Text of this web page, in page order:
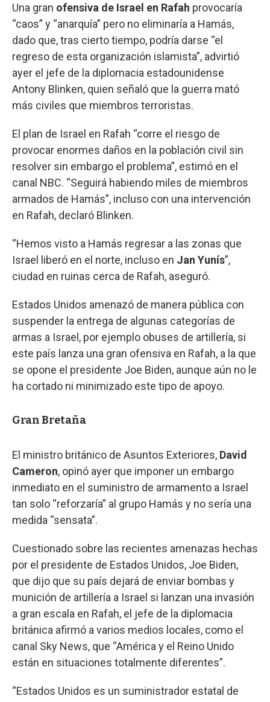
Una gran ofensiva de Israel en Rafah provocaría
“caos” y “anarquía” pero no eliminaría a Hamás,
dado que, tras cierto tiempo, podría darse “el
regreso de esta organización islamista”, advirtió
ayer el jefe de la diplomacia estadounidense
Antony Blinken, quien señaló que la guerra mató
más civiles que miembros terroristas.
El plan de Israel en Rafah “corre el riesgo de
provocar enormes daños en la población civil sin
resolver sin embargo el problema”, estimó en el
canal NBC. “Seguirá habiendo miles de miembros
armados de Hamás”, incluso con una intervención
en Rafah, declaró Blinken.
“Hemos visto a Hamás regresar a las zonas que
Israel liberó en el norte, incluso en Jan Yunís”,
ciudad en ruinas cerca de Rafah, aseguró.
Estados Unidos amenazó de manera pública con
suspender la entrega de algunas categorías de
armas a Israel, por ejemplo obuses de artillería, si
este país lanza una gran ofensiva en Rafah, a la que
se opone el presidente Joe Biden, aunque aún no le
ha cortado ni minimizado este tipo de apoyo.
Gran Bretaña
El ministro británico de Asuntos Exteriores, David
Cameron, opinó ayer que imponer un embargo
inmediato en el suministro de armamento a Israel
tan solo “reforzaría” al grupo Hamás y no sería una
medida “sensata”.
Cuestionado sobre las recientes amenazas hechas
por el presidente de Estados Unidos, Joe Biden,
que dijo que su país dejará de enviar bombas y
munición de artillería a Israel si lanzan una invasión
a gran escala en Rafah, el jefe de la diplomacia
británica afirmó a varios medios locales, como el
canal Sky News, que “América y el Reino Unido
están en situaciones totalmente diferentes”.
“Estados Unidos es un suministrador estatal de